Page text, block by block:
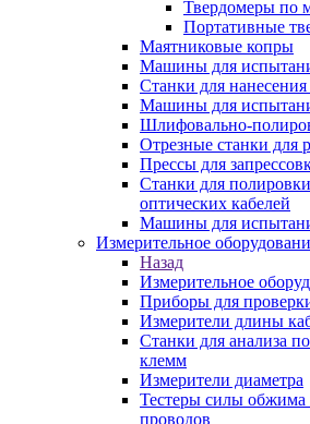
Твердомеры по
Портативные
Маятниковые копры
Машины для
Станки для нанесения
Машины для
Шлифовально-
Отрезные станки для
Прессы для
Станки для
оптических кабелей
Машины для
Измерительное
Назад
Измерительное
Приборы для
Измерители длины
Станки для анализа
клемм
Измерители диаметра
Тестеры силы обжима
проводов